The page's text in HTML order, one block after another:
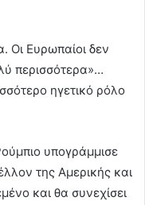
Οι Ευρωπαίοι δεν
περισσότερα»…
ηγετικό ρόλο
υπογράμμισε
της Αμερικής και
και θα συνεχίσει